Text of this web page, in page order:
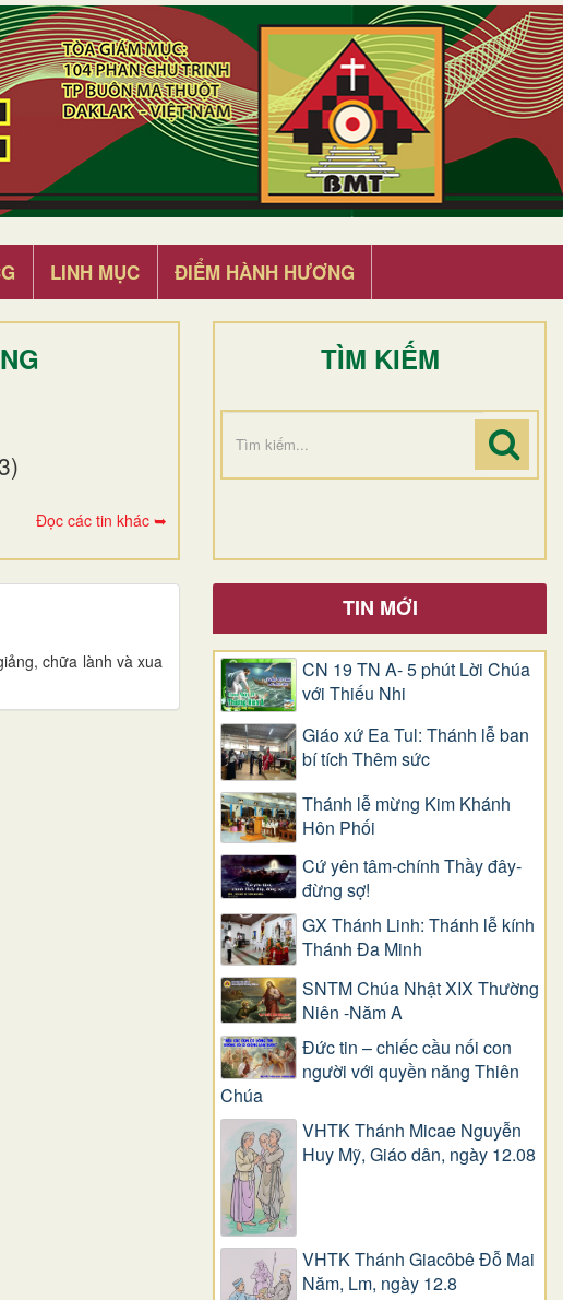
LINH MỤC ĐIỂM HÀNH HƯƠNG
Đọc các tin khác ➥
TÌM KIẾM
chữa lành và xua
TIN MỚI
CN 19 TN A- 5 phút Lời Chúa
với Thiếu Nhi
Giáo xứ Ea Tul: Thánh lễ ban
bí tích Thêm sức
Thánh lễ mừng Kim Khánh
Hôn Phối
Cứ yên tâm-chính Thầy đây-
đừng sợ!
GX Thánh Linh: Thánh lễ kính
Thánh Đa Minh
SNTM Chúa Nhật XIX Thường
Niên -Năm A
Đức tin – chiếc cầu nối con
người với quyền năng Thiên
Chúa
VHTK Thánh Micae Nguyễn
Huy Mỹ, Giáo dân, ngày 12.08
VHTK Thánh Giacôbê Ðỗ Mai
Năm, Lm, ngày 12.8